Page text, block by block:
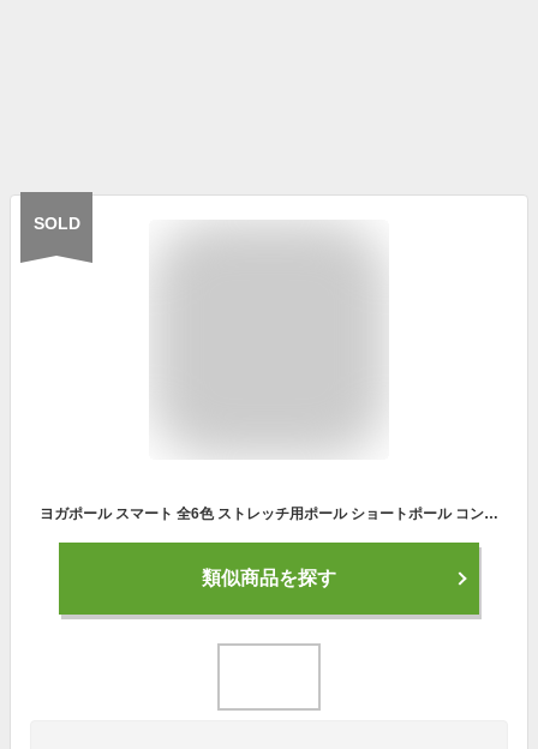
SOLD
ヨガポール スマート 全6色 ストレッチ用ポール ショートポール コンパクト フォームローラー エクササイズ ダイエット 器具 筋膜リリース
類似商品を探す